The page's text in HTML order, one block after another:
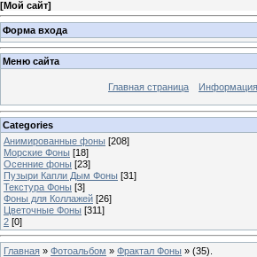
[Мой сайт]
Форма входа
Меню сайта
Главная страница
Categories
Анимированные фоны [208]
Морские Фоны [18]
Осенние фоны [23]
Пузыри Капли Дым Фоны [31]
Текстура Фоны [3]
Фоны для Коллажей [26]
Цветочные Фоны [311]
2 [0]
Главная » Фотоальбом » Фрактал Фоны » (35).